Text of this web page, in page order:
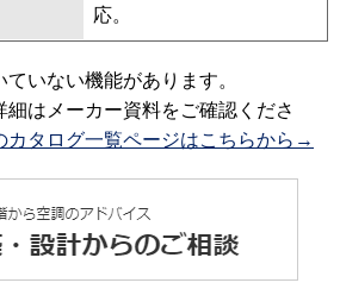
応。
いない機能があります。
はメーカー資料をご確認くださ
カタログ一覧ページはこちらから→